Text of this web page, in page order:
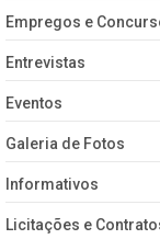
Empregos e
Entrevistas
Eventos
Galeria de Fotos
Informativos
Licitações e